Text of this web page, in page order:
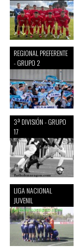
REGIONAL PREFERENTE
- GRUPO 2
3ª DIVISIÓN - GRUPO
17
LIGA NACIONAL
JUVENIL